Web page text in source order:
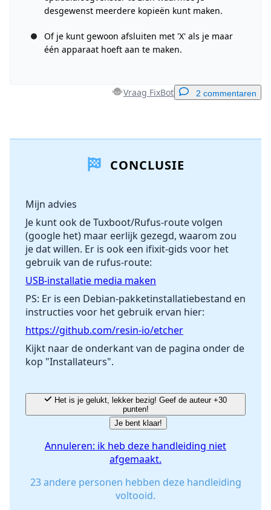
Annuleren Plaats opmerking
desgewenst meerdere kopieën kunt maken.
Of je kunt gewoon afsluiten met 'X' als je maar
één apparaat hoeft aan te maken.
Vraag FixBot 2 commentaren
Voeg opmerking toe
Annuleren Plaats opmerking
CONCLUSIE
Mijn advies
Je kunt ook de Tuxboot/Rufus-route volgen
(google het) maar eerlijk gezegd, waarom zou
je dat willen. Er is ook een ifixit-gids voor het
gebruik van de rufus-route:
USB-installatie media maken
PS: Er is een Debian-pakketinstallatiebestand en
instructies voor het gebruik ervan hier:
https://github.com/resin-io/etcher
Kijkt naar de onderkant van de pagina onder de
kop "Installateurs".
punten!
Je bent klaar!
Annuleren: ik heb deze handleiding niet
afgemaakt.
23 andere personen hebben deze handleiding
voltooid.